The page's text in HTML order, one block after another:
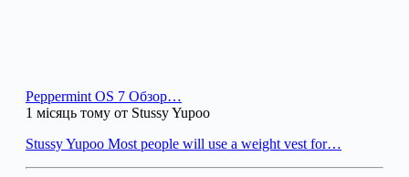
Peppermint OS 7 Обзор…
1 місяць тому от Stussy Yupoo
Stussy Yupoo Most people will use a weight vest for…